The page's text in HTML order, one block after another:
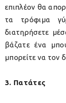
επιπλέον θα
τα τρόφιμα
διατηρήσετε
βάζατε ένα
μπορείτε να τον
3. Πατάτες